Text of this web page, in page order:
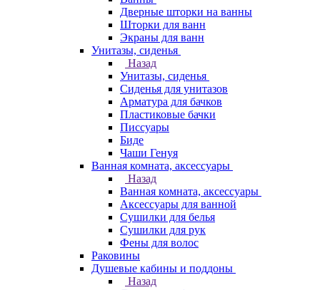
Дверные шторки на ванны
Шторки для ванн
Экраны для ванн
Унитазы, сиденья
Назад
Унитазы, сиденья
Сиденья для унитазов
Арматура для бачков
Пластиковые бачки
Писсуары
Биде
Чаши Генуя
Ванная комната, аксессуары
Назад
Ванная комната, аксессуары
Аксессуары для ванной
Сушилки для белья
Сушилки для рук
Фены для волос
Раковины
Душевые кабины и поддоны
Назад